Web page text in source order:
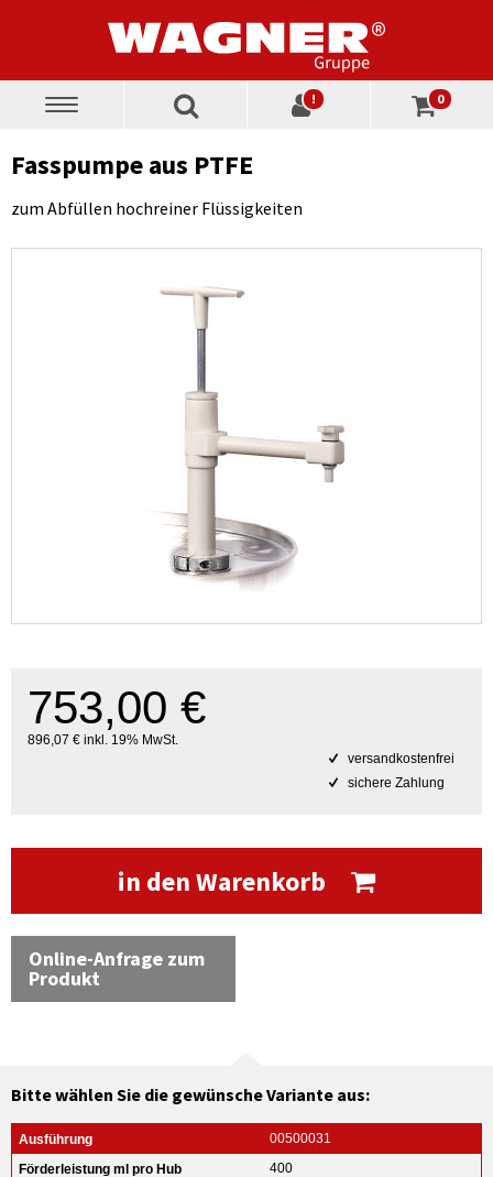
Toggle
! 0
Fasspumpe aus PTFE
zum Abfüllen hochreiner Flüssigkeiten
753,00 €
896,07 € inkl. 19% MwSt.
versandkostenfrei
sichere Zahlung
in den Warenkorb
Online-Anfrage zum
Produkt
Bitte wählen Sie die gewünsche Variante aus:
00500031
400